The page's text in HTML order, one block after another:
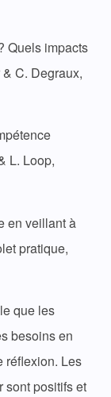
Quels impacts
C. Degraux,
L. Loop,
en veillant à
pratique,
que les
besoins en
réflexion. Les
sont positifs et